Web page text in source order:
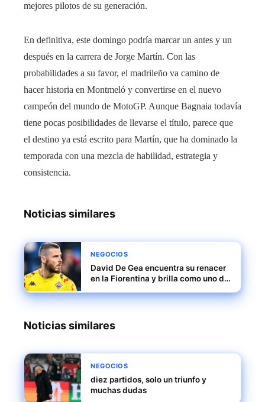
mejores pilotos de su generación.
En definitiva, este domingo podría marcar un antes y un
después en la carrera de Jorge Martín. Con las
probabilidades a su favor, el madrileño va camino de
hacer historia en Montmeló y convertirse en el nuevo
campeón del mundo de MotoGP. Aunque Bagnaia todavía
tiene pocas posibilidades de llevarse el título, parece que
el destino ya está escrito para Martín, que ha dominado la
temporada con una mezcla de habilidad, estrategia y
consistencia.
Noticias similares
NEGOCIOS
David De Gea encuentra su renacer
en la Fiorentina y brilla como uno de
Noticias similares
NEGOCIOS
diez partidos, solo un triunfo y
muchas dudas